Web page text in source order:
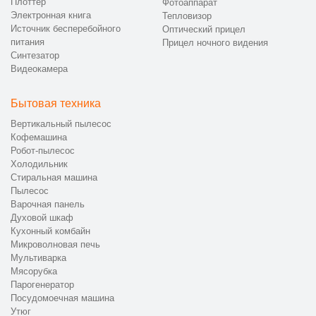
стабильность запуска, затем выдаем гарантию.
📞 Как заказать ремонт телевизоров
Гарлин в Москве
Чтобы заказать ремонт телевизора Garlyn в Москве, позвоните
на сайте. Специалист уточнит модель, признаки сбоя,
подскажет базовую стоимость от 900 руб. и примет технику по
адресу улица Лестева, 21к2 для официального ремонта.
После восстановления телевизор Гарлин возвращается
владельцу с документами, актом, проверкой, гарантией и без
задержки.
Электронная книга
Источник бесперебойного
питания
Синтезатор
Видеокамера
Фотоаппарат
Тепловизор
Оптический прицел
Прицел ночного видения
Бытовая техника
Вертикальный пылесос
Кофемашина
Робот-пылесос
Холодильник
Стиральная машина
Пылесос
Варочная панель
Духовой шкаф
Кухонный комбайн
Микроволновая печь
Мультиварка
Мясорубка
Парогенератор
Посудомоечная машина
Утюг